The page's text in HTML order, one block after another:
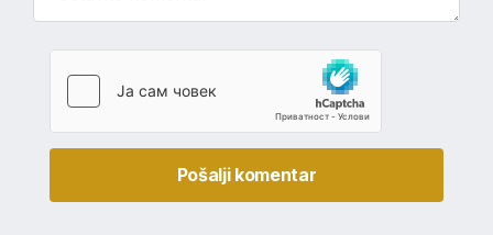
Pošalji komentar